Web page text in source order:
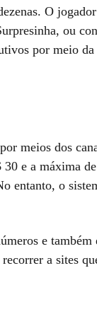
O
ou
por meio
meios dos
e a máxima
entanto, o
e
a sites